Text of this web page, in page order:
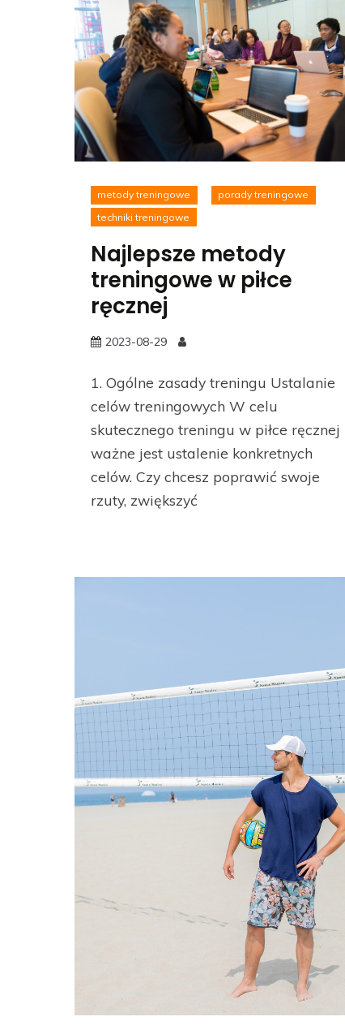
metody treningowe
porady treningowe
techniki treningowe
Najlepsze metody
treningowe w piłce
ręcznej
2023-08-29
1. Ogólne zasady treningu Ustalanie
celów treningowych W celu
skutecznego treningu w piłce ręcznej
ważne jest ustalenie konkretnych
celów. Czy chcesz poprawić swoje
rzuty, zwiększyć